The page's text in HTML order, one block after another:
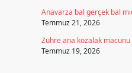
Anavarza bal gerçek bal
Temmuz 21, 2026
Zühre ana kozalak macunu
Temmuz 19, 2026